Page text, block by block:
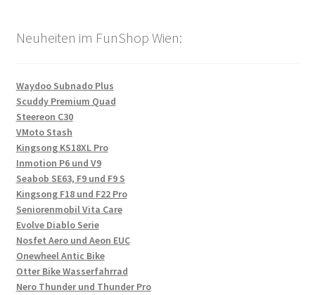
Neuheiten im FunShop Wien:
Waydoo Subnado Plus
Scuddy Premium Quad
Steereon C30
VMoto Stash
Kingsong KS18XL Pro
Inmotion P6 und V9
Seabob SE63, F9 und F9 S
Kingsong F18 und F22 Pro
Seniorenmobil Vita Care
Evolve Diablo Serie
Nosfet Aero und Aeon EUC
Onewheel Antic Bike
Otter Bike Wasserfahrrad
Nero Thunder und Thunder Pro